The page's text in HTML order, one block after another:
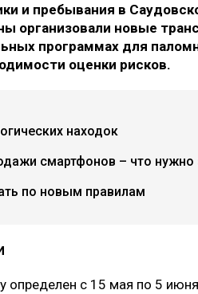
и пребывания в
организовали новые
программах для
оценки рисков.
находок
смартфонов – что нужно
по новым правилам
с 15 мая по 5